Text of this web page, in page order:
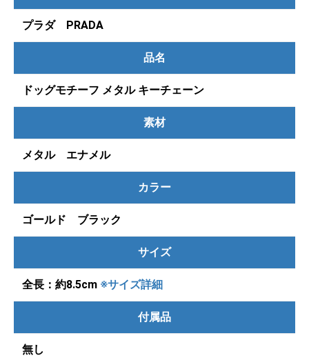
プラダ PRADA
品名
ドッグモチーフ メタル キーチェーン
素材
メタル エナメル
カラー
ゴールド ブラック
サイズ
全長：約8.5cm ※サイズ詳細
付属品
無し